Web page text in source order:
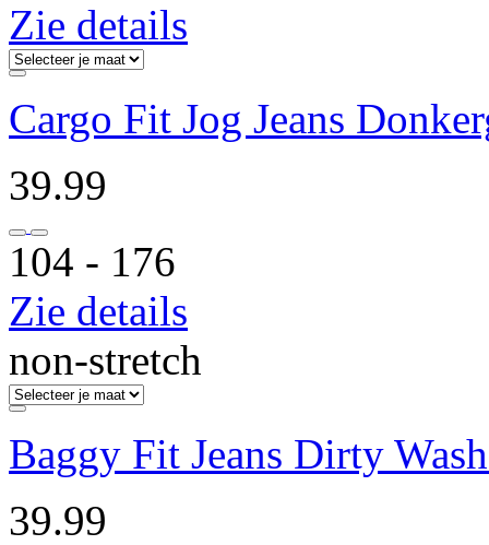
Zie details
Cargo Fit Jog Jeans
39.99
104 ‐ 176
Zie details
non-stretch
Baggy Fit Jeans Dirty
39.99